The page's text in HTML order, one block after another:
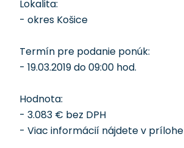
Lokalita:
- okres Košice
Termín pre podanie ponúk:
- 19.03.2019 do 09:00 hod.
Hodnota:
- 3.083 € bez DPH
- Viac informácií nájdete v prílohe